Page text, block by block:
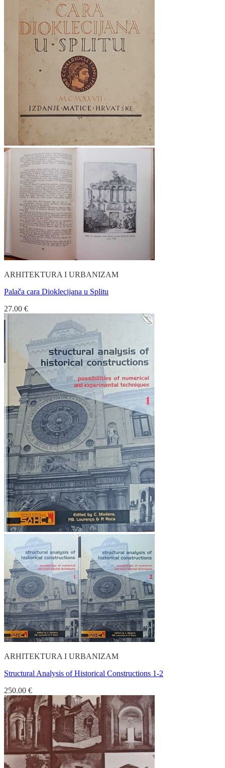
ARHITEKTURA I URBANIZAM
Palača cara Dioklecijana u Splitu
27.00 €
ARHITEKTURA I URBANIZAM
Structural Analysis of Historical Constructions 1-2
250.00 €